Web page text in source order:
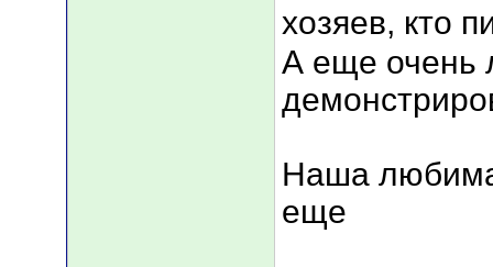
хозяев, кто
А еще очень
Наша
еще